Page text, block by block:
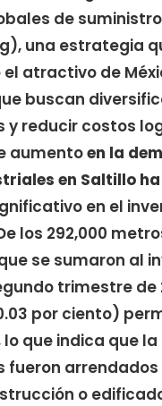
de suministro
una estrategia
atractivo de
buscan
y reducir costos
aumentoen la
en Saltillo
en el
los 292,000
se sumaron al
trimestre de
por ciento)
lo que indica que
fueron
o